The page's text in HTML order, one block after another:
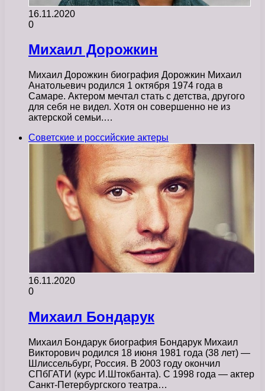
16.11.2020
0
Михаил Дорожкин
Михаил Дорожкин биография Дорожкин Михаил
Анатольевич родился 1 октября 1974 года в
Самаре. Актером мечтал стать с детства, другого
для себя не видел. Хотя он совершенно не из
актерской семьи.…
Советские и российские актеры
16.11.2020
0
Михаил Бондарук
Михаил Бондарук биография Бондарук Михаил
Викторович родился 18 июня 1981 года (38 лет) —
Шлиссельбург, Россия. В 2003 году окончил
СПбГАТИ (курс И.Штокбанта). С 1998 года — актер
Санкт-Петербургского театра…